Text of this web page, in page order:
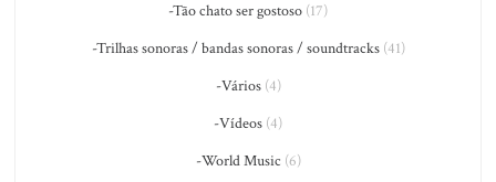
-Tão chato ser gostoso (17)
-Trilhas sonoras / bandas sonoras / soundtracks(41)
-Vários(4)
-Vídeos (4)
-World Music (6)